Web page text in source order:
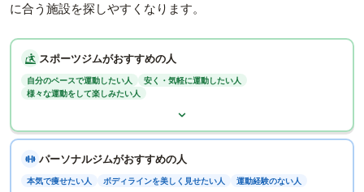
に合う施設を探しやすくなります。
スポーツジムがおすすめの人
自分のペースで運動したい人
安く・気軽に運動したい人
様々な運動をして楽しみたい人
パーソナルジムがおすすめの人
本気で痩せたい人 ボディラインを美しく見せたい人 運動経験のない人